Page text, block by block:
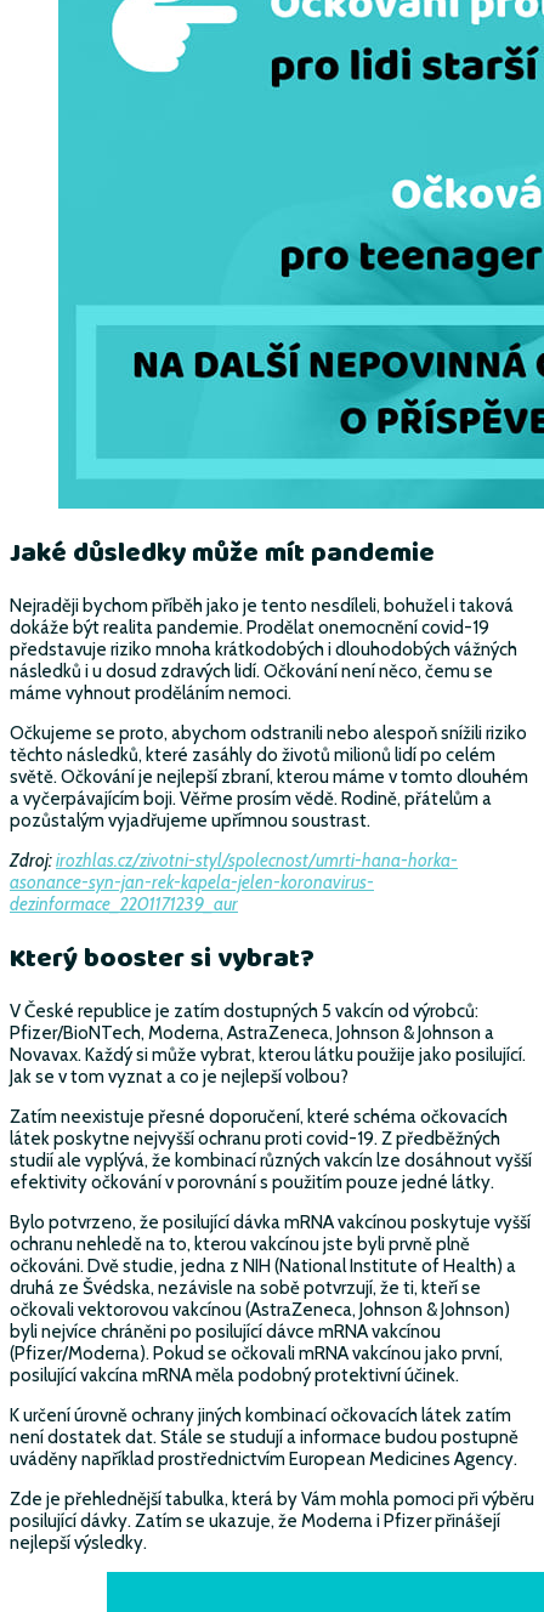
Jaké důsledky může mít pandemie
Nejraději bychom příběh jako je tento nesdíleli, bohužel i taková
dokáže být realita pandemie. Prodělat onemocnění covid-19
představuje riziko mnoha krátkodobých i dlouhodobých vážných
následků i u dosud zdravých lidí. Očkování není něco, čemu se
máme vyhnout proděláním nemoci.
Očkujeme se proto, abychom odstranili nebo alespoň snížili riziko
těchto následků, které zasáhly do životů milionů lidí po celém
světě. Očkování je nejlepší zbraní, kterou máme v tomto dlouhém
a vyčerpávajícím boji. Věřme prosím vědě. Rodině, přátelům a
pozůstalým vyjadřujeme upřímnou soustrast.
Zdroj:irozhlas.cz/zivotni-styl/spolecnost/umrti-hana-horka-
asonance-syn-jan-rek-kapela-jelen-koronavirus-
dezinformace_2201171239_aur
Který booster si vybrat?
V České republice je zatím dostupných 5 vakcín od výrobců:
Pfizer/BioNTech, Moderna, AstraZeneca, Johnson & Johnson a
Novavax. Každý si může vybrat, kterou látku použije jako posilující.
Jak se v tom vyznat a co je nejlepší volbou?
Zatím neexistuje přesné doporučení, které schéma očkovacích
látek poskytne nejvyšší ochranu proti covid-19. Z předběžných
studií ale vyplývá, že kombinací různých vakcín lze dosáhnout vyšší
efektivity očkování v porovnání s použitím pouze jedné látky.
Bylo potvrzeno, že posilující dávka mRNA vakcínou poskytuje vyšší
ochranu nehledě na to, kterou vakcínou jste byli prvně plně
očkováni. Dvě studie, jedna z NIH (National Institute of Health) a
druhá ze Švédska, nezávisle na sobě potvrzují, že ti, kteří se
očkovali vektorovou vakcínou (AstraZeneca, Johnson & Johnson)
byli nejvíce chráněni po posilující dávce mRNA vakcínou
(Pfizer/Moderna). Pokud se očkovali mRNA vakcínou jako první,
posilující vakcína mRNA měla podobný protektivní účinek.
K určení úrovně ochrany jiných kombinací očkovacích látek zatím
není dostatek dat. Stále se studují a informace budou postupně
uváděny například prostřednictvím European Medicines Agency.
Zde je přehlednější tabulka, která by Vám mohla pomoci při výběru
posilující dávky. Zatím se ukazuje, že Moderna i Pfizer přinášejí
nejlepší výsledky.